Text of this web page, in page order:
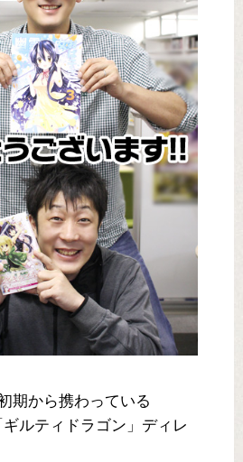
期から携わっている
ルティドラゴン」ディレ